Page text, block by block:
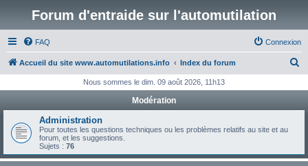
Forum d'entraide sur l'automutilation
FAQ Connexion
Accueil du site www.automutilations.info Index du forum
h
c
Nous sommes le dim. 09 août 2026, 11h13
Modération
Administration
Pour toutes les questions techniques ou les problèmes relatifs au site et au
forum, et les suggestions.
Sujets : 76